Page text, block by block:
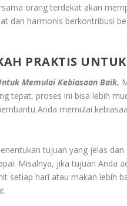
orang terdekat akan
dan harmonis berkontribusi
PRAKTIS
Memulai Kebiasaan Baik.
tepat, proses ini bisa lebih
Anda memulai
tujuan yang jelas
Misalnya, jika tujuan Anda
setiap hari atau makan lebih